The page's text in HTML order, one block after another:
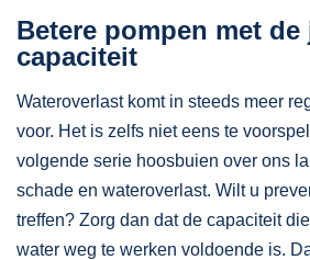
Betere pompen met
capaciteit
Wateroverlast komt in steeds meer
voor. Het is zelfs niet eens te
volgende serie hoosbuien over ons
schade en wateroverlast. Wilt u
treffen? Zorg dan dat de capaciteit
water weg te werken voldoende is.